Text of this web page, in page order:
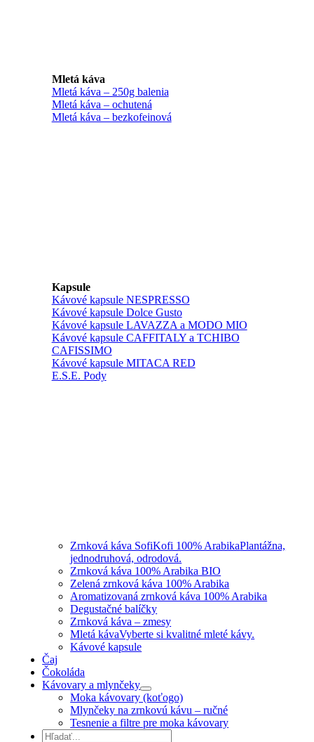
Mletá káva
Mletá káva – 250g balenia
Mletá káva – ochutená
Mletá káva – bezkofeinová
Kapsule
Kávové kapsule NESPRESSO
Kávové kapsule Dolce Gusto
Kávové kapsule LAVAZZA a MODO MIO
Kávové kapsule CAFFITALY a TCHIBO
CAFISSIMO
Kávové kapsule MITACA RED
E.S.E. Pody
Zrnková káva SofiKofi 100% ArabikaPlantážna,
jednodruhová, odrodová.
Zrnková káva 100% Arabika BIO
Zelená zrnková káva 100% Arabika
Aromatizovaná zrnková káva 100% Arabika
Degustačné balíčky
Zrnková káva – zmesy
Mletá kávaVyberte si kvalitné mleté kávy.
Kávové kapsule
Čaj
Čokoláda
Kávovary a mlynčeky
Moka kávovary (koťogo)
Mlynčeky na zrnkovú kávu – ručné
Tesnenie a filtre pre moka kávovary
Hľadať: